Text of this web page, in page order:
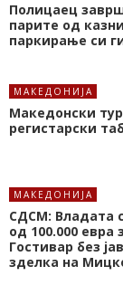
Полицаец
парите од
паркирање си
МАКЕДОНИЈА
Македонски
регистарски
МАКЕДОНИЈА
СДСМ: Владата
од 100.000 евра
Гостивар без
зделка на